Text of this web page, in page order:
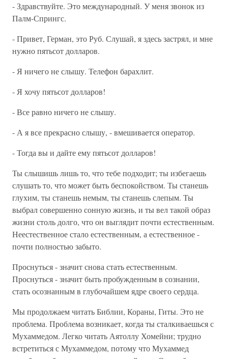
- Здравствуйте. Это международный. У меня звонок из
Палм-Спрингс.
- Привет, Герман, это Руб. Слушай, я здесь застрял, и мне
нужно пятьсот долларов.
- Я ничего не слышу. Телефон барахлит.
- Я хочу пятьсот долларов!
- Все равно ничего не слышу.
- А я все прекрасно слышу, - вмешивается оператор.
- Тогда вы и дайте ему пятьсот долларов!
Ты слышишь лишь то, что тебе подходит; ты избегаешь
слушать то, что может быть беспокойством. Ты станешь
глухим, ты станешь немым, ты станешь слепым. Ты
выбрал совершенно сонную жизнь, и ты вел такой образ
жизни столь долго, что он выглядит почти естественным.
Неестественное стало естественным, а естественное -
почти полностью забыто.
Проснуться - значит снова стать естественным.
Проснуться - значит быть пробужденным в сознании,
стать осознанным в глубочайшем ядре своего сердца.
Мы продолжаем читать Библии, Кораны, Гиты. Это не
проблема. Проблема возникает, когда ты сталкиваешься с
Мухаммедом. Легко читать Аятоллу Хомейни; трудно
встретиться с Мухаммедом, потому что Мухаммед